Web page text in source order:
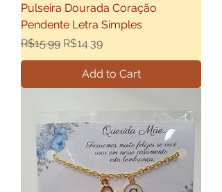
Pulseira Dourada Coração
Pendente Letra Simples
Regular Price
R$15.99 Sale Price
R$14.39
Add to Cart